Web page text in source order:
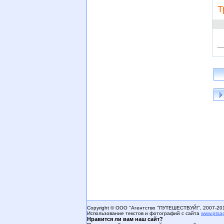
Copyright © ООО "Агентство "ПУТЕШЕСТВУЙ!", 2007-
Использование текстов и фотографий с сайта
Нравится ли вам наш сайт?